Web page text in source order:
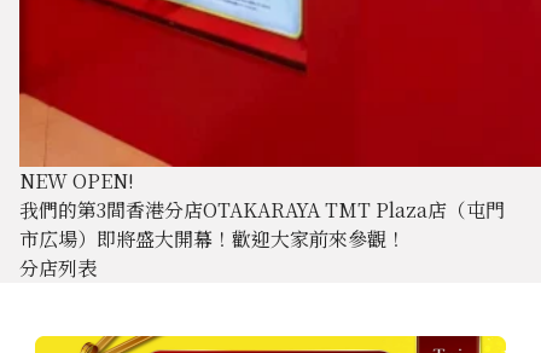
NEW OPEN!
我們的第3間香港分店OTAKARAYA TMT Plaza店（屯門
市広場）即將盛大開幕！歡迎大家前來參觀！
分店列表